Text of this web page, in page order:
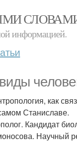
информацией.
как
Станиславе.
Кандидат
Научный